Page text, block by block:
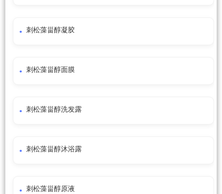
刺松藻甾醇凝胶
刺松藻甾醇面膜
刺松藻甾醇洗发露
刺松藻甾醇沐浴露
刺松藻甾醇原液